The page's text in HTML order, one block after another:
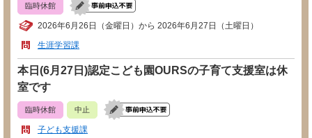
臨時休館
2026年6月26日（金曜日）から 2026年6月27日（土曜日）
生涯学習課
本日(6月27日)認定こども園OURSの子育て支援室は休
室です
臨時休館 中止
子ども支援課